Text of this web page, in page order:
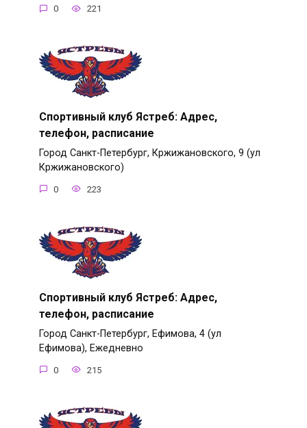
0 221
Спортивный клуб Ястреб: Адрес,
телефон, расписание
Город Санкт-Петербург, Кржижановского, 9 (ул
Кржижановского)
0 223
Спортивный клуб Ястреб: Адрес,
телефон, расписание
Город Санкт-Петербург, Ефимова, 4 (ул
Ефимова), Ежедневно
0 215